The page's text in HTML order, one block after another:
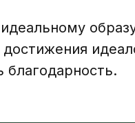
благодарность.